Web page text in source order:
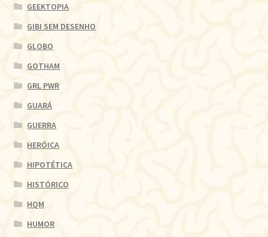
GEEKTOPIA
GIBI SEM DESENHO
GLOBO
GOTHAM
GRL PWR
GUARÁ
GUERRA
HERÓICA
HIPOTÉTICA
HISTÓRICO
HQM
HUMOR